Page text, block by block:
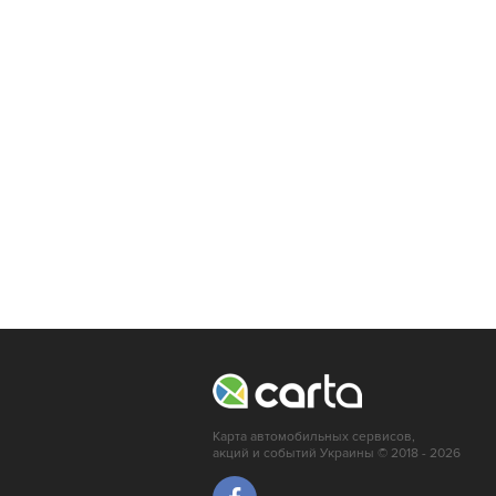
Карта автомобильных сервисов,
акций и событий Украины © 2018 - 2026